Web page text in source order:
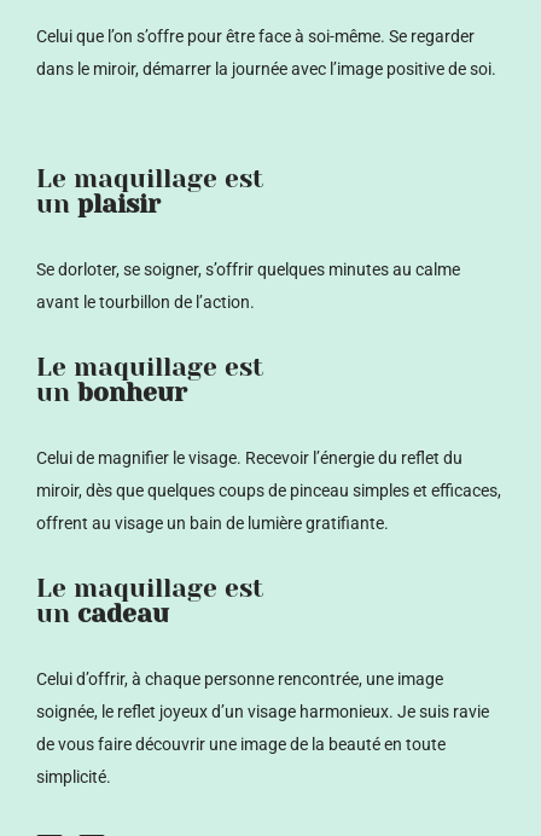
Celui que l’on s’offre pour être face à soi-même. Se regarder
dans le miroir, démarrer la journée avec l’image positive de soi.
Le maquillage est
un plaisir
Se dorloter, se soigner, s’offrir quelques minutes au calme
avant le tourbillon de l’action.
Le maquillage est
un bonheur
Celui de magnifier le visage. Recevoir l’énergie du reflet du
miroir, dès que quelques coups de pinceau simples et efficaces,
offrent au visage un bain de lumière gratifiante.
Le maquillage est
un cadeau
Celui d’offrir, à chaque personne rencontrée, une image
soignée, le reflet joyeux d’un visage harmonieux. Je suis ravie
de vous faire découvrir une image de la beauté en toute
simplicité.